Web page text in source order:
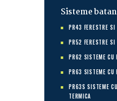
Sisteme
PR43 FERESTRE
PR52 FERESTRE
PR62 SISTEME CU
PR63 SISTEME CU
PR63S SISTEME
TERMICA